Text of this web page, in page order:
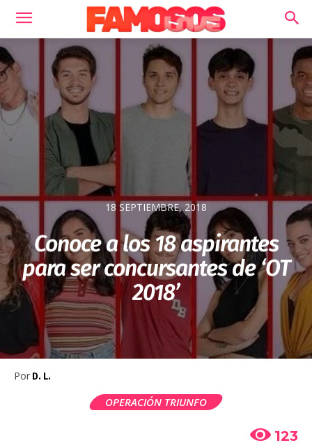
18 SEPTIEMBRE, 2018
Conoce a los 18 aspirantes
para ser concursantes de ‘OT
2018’
Por D. L.
OPERACIÓN TRIUNFO
123